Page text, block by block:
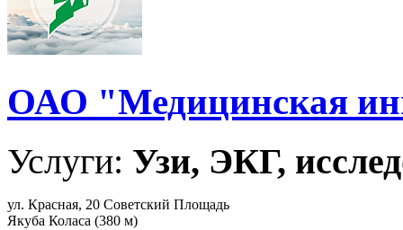
ОАО "Медицинская
Услуги: Узи, ЭКГ,
ул. Красная, 20 Советский Площадь
Якуба Коласа (380 м)